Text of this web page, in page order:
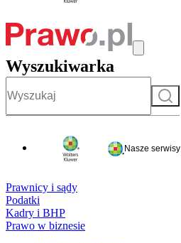
Wyszukiwarka
Szukaj
Nasze serwisy
Prawnicy i sądy
Podatki
Kadry i BHP
Prawo w biznesie